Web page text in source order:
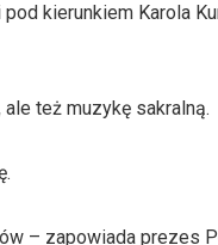
kierunkiem Karola
ale też muzykę sakralną.
– zapowiada prezes